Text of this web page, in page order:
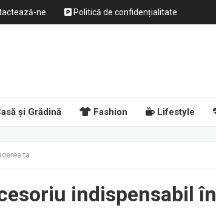
ne Politică de confidențialitate
și Grădină Fashion Lifestyle
ta
indispensabil în